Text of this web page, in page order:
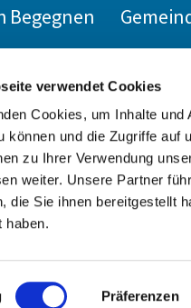
verwendet Cookies
Cookies, um Inhalte
können und die Zugriffe auf
zu Ihrer Verwendung
weiter. Unsere Partner
die Sie ihnen bereitgestellt
haben.
Präferenzen
Begegnen